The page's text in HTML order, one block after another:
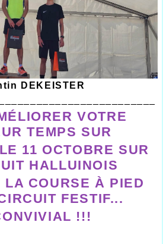
DEKEISTER
VOTRE
TEMPS SUR
11 OCTOBRE SUR
HALLUINOIS
LA COURSE À PIED
FESTIF...
!!!